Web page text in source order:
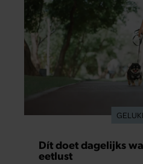
Dít doet dagelijks
eetlust